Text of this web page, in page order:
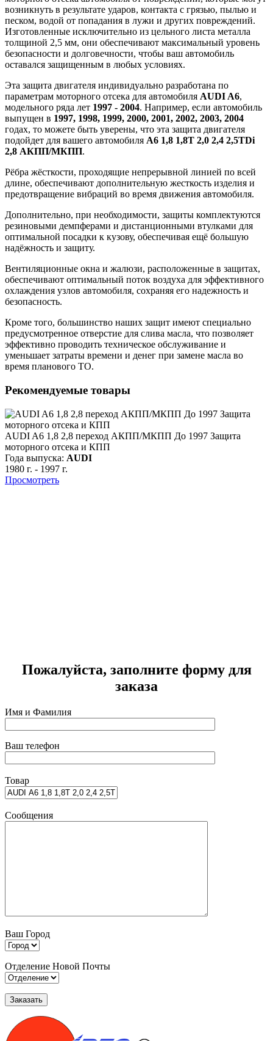
возникнуть в результате ударов, контакта с грязью, пылью и
песком, водой от попадания в лужи и других повреждений.
Изготовленные исключительно из цельного листа металла
толщиной 2,5 мм, они обеспечивают максимальный уровень
безопасности и долговечности, чтобы ваш автомобиль
оставался защищенным в любых условиях.
Эта защита двигателя индивидуально разработана по
параметрам моторного отсека для автомобиля AUDI A6,
модельного ряда лет 1997 - 2004. Например, если автомобиль
выпущен в 1997, 1998, 1999, 2000, 2001, 2002, 2003, 2004
годах, то можете быть уверены, что эта защита двигателя
подойдет для вашего автомобиля A6 1,8 1,8Т 2,0 2,4 2,5TDi
2,8 АКПП/МКПП.
Рёбра жёсткости, проходящие непрерывной линией по всей
длине, обеспечивают дополнительную жесткость изделия и
предотвращение вибраций во время движения автомобиля.
Дополнительно, при необходимости, защиты комплектуются
резиновыми демпферами и дистанционными втулками для
оптимальной посадки к кузову, обеспечивая ещё большую
надёжность и защиту.
Вентиляционные окна и жалюзи, расположенные в защитах,
обеспечивают оптимальный поток воздуха для эффективного
охлаждения узлов автомобиля, сохраняя его надежность и
безопасность.
Кроме того, большинство наших защит имеют специально
предусмотренное отверстие для слива масла, что позволяет
эффективно проводить техническое обслуживание и
уменьшает затраты времени и денег при замене масла во
время планового ТО.
Рекомендуемые товары
AUDI A6 1,8 2,8 переход АКПП/МКПП До 1997 Защита
моторного отсека и КПП
Года выпуска: AUDI
1980 г. - 1997 г.
Просмотреть
Пожалуйста, заполните форму для
заказа
Имя и Фамилия
Ваш телефон
Товар
Сообщения
Ваш Город
Отделение Новой Почты